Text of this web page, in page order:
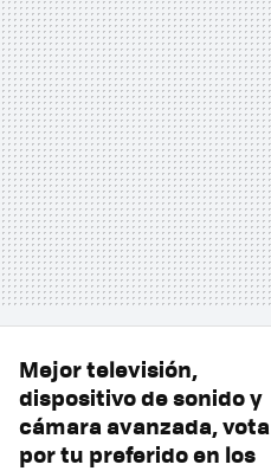
Mejor televisión,
dispositivo de sonido y
cámara avanzada, vota
por tu preferido en los